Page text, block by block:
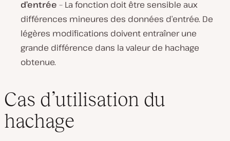
d’entrée – La fonction doit être sensible aux
différences mineures des données d’entrée. De
légères modifications doivent entraîner une
grande différence dans la valeur de hachage
obtenue.
Cas d’utilisation du
hachage